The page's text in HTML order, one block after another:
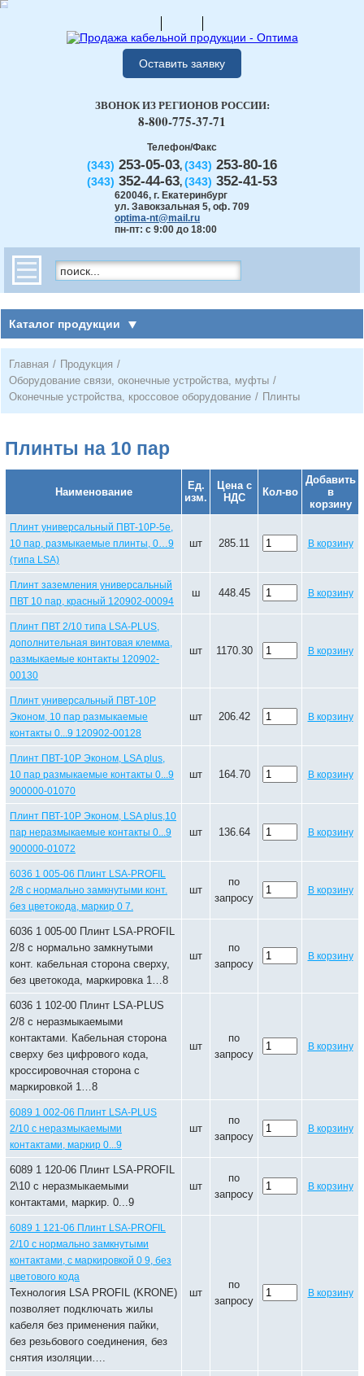
Оставить заявку
Телефон/Факс
(343) 253-05-03, (343) 253-80-16
(343) 352-44-63, (343) 352-41-53
620046, г. Екатеринбург
ул. Завокзальная 5, оф. 709
optima-nt@mail.ru
пн-пт: с 9:00 до 18:00
ЗВОНОК ИЗ РЕГИОНОВ РОССИИ:
8-800-775-37-71
Каталог продукции
Главная / Продукция /
Оборудование связи, оконечные устройства, муфты /
Оконечные устройства, кроссовое оборудование / Плинты
Плинты на 10 пар
Наименование
Ед.
изм.
Цена с
НДС
Кол-во
Добавить
в
корзину
Плинт универсальный ПВТ-10Р-5е,
10 пар, размыкаемые плинты, 0…9
(типа LSA)
шт 285.11 В корзину
Плинт заземления универсальный
ПВТ 10 пар, красный 120902-00094
ш 448.45 В корзину
Плинт ПВТ 2/10 типа LSA-PLUS,
дополнительная винтовая клемма,
размыкаемые контакты 120902-
00130
шт 1170.30 В корзину
Плинт универсальный ПВТ-10Р
Эконом, 10 пар размыкаемые
контакты 0...9 120902-00128
шт 206.42 В корзину
Плинт ПВТ-10Р Эконом, LSA plus,
10 пар размыкаемые контакты 0...9
900000-01070
шт 164.70 В корзину
Плинт ПВТ-10Р Эконом, LSA plus,10
пар неразмыкаемые контакты 0...9
900000-01072
шт 136.64 В корзину
6036 1 005-06 Плинт LSA-PROFIL
2/8 с нормально замкнутыми конт.
без цветокода, маркир 0 7.
шт
по
запросу
В корзину
6036 1 005-00 Плинт LSA-PROFIL
2/8 с нормально замкнутыми
конт. кабельная сторона сверху,
без цветокода, маркировка 1…8
шт
по
запросу
В корзину
6036 1 102-00 Плинт LSA-PLUS
2/8 с неразмыкаемыми
контактами. Кабельная сторона
сверху без цифрового кода,
кроссировочная сторона с
маркировкой 1…8
шт
по
запросу
В корзину
6089 1 002-06 Плинт LSA-PLUS
2/10 с неразмыкаемыми
контактами, маркир 0...9
шт
по
запросу
В корзину
6089 1 120-06 Плинт LSA-PROFIL
2\10 с неразмыкаемыми
контактами, маркир. 0...9
шт
по
запросу
В корзину
6089 1 121-06 Плинт LSA-PROFIL
2/10 с нормально замкнутыми
контактами, с маркировкой 0 9, без
цветового кода
Технология LSA PROFIL (KRONE)
позволяет подключать жилы
кабеля без применения пайки,
без резьбового соединения, без
снятия изоляции….
шт
по
запросу
В корзину